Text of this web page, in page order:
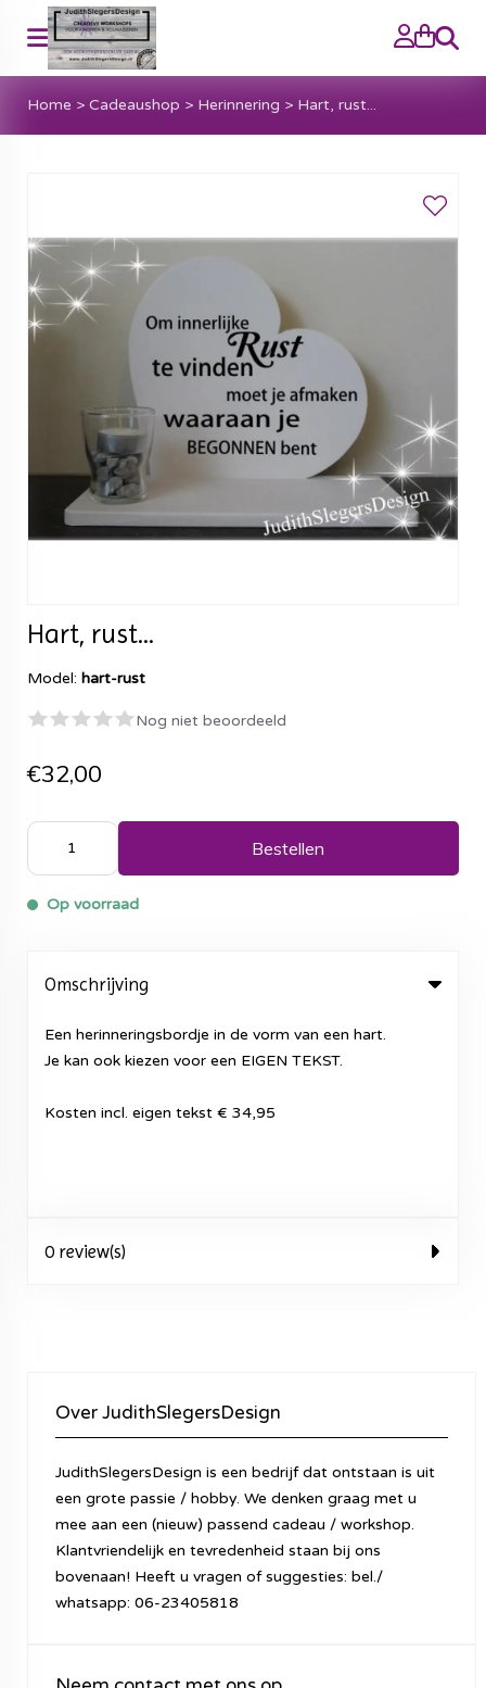
Zoeken
Home > Cadeaushop > Herinnering > Hart, rust...
Hart, rust...
Model: hart-rust
Nog niet beoordeeld
€32,00
Bestellen
Op voorraad
Omschrijving
Een herinneringsbordje in de vorm van een hart.
Je kan ook kiezen voor een EIGEN TEKST.
Kosten incl. eigen tekst € 34,95
0 review(s)
Over JudithSlegersDesign
JudithSlegersDesign is een bedrijf dat ontstaan is uit
een grote passie / hobby. We denken graag met u
mee aan een (nieuw) passend cadeau / workshop.
Klantvriendelijk en tevredenheid staan bij ons
bovenaan! Heeft u vragen of suggesties: bel./
whatsapp: 06-23405818